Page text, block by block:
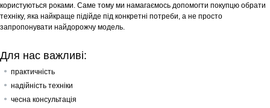
користуються роками. Саме тому ми намагаємось допомогти покупцю обрати
техніку, яка найкраще підійде під конкретні потреби, а не просто
запропонувати найдорожчу модель.
Для нас важливі:
практичність
надійність техніки
чесна консультація